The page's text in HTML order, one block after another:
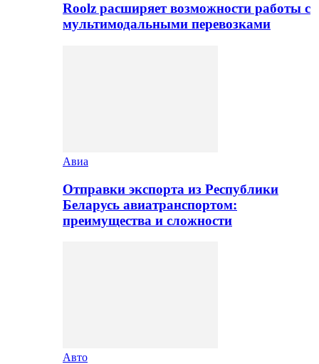
Roolz расширяет возможности работы с
мультимодальными перевозками
Авиа
Отправки экспорта из Республики
Беларусь авиатранспортом:
преимущества и сложности
Авто